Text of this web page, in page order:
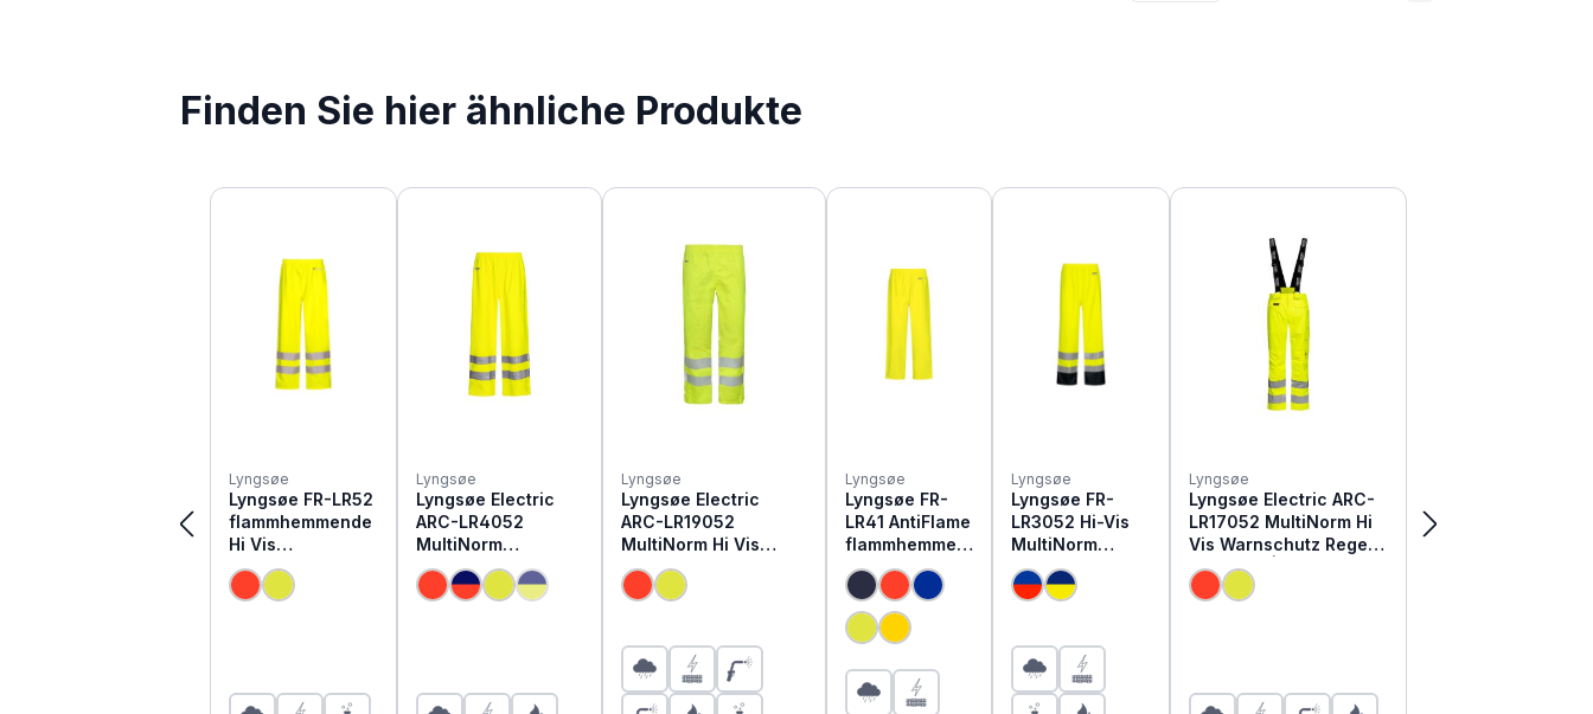
Finden Sie hier ähnliche Produkte
Produktgalerie überspringen
Lyngsøe
Lyngsøe FR-LR52
flammhemmende
Hi Vis
Warnschutz
Regenhose
Lyngsøe
Lyngsøe Electric
ARC-LR4052
MultiNorm
Warnschutz
Regenhose | APC1(Diese Option ist zurzeit nicht verfügbar.)
Lyngsøe
Lyngsøe Electric
ARC-LR19052
MultiNorm Hi Vis
Warnschutz
Regenhose | APC1
Lyngsøe
Lyngsøe FR-
LR41 AntiFlame
flammhemmen
de Regen Hose
Lyngsøe
Lyngsøe FR-
LR3052 Hi-Vis
MultiNorm
Warnschutz
Regenhose
Lyngsøe
Lyngsøe Electric ARC-
LR17052 MultiNorm Hi
Vis Warnschutz Regen
Latzhose | APC2